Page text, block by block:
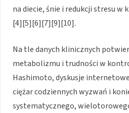
na diecie, śnie i redukcji stresu w
[4][5][6][7][9][10].
Na tle danych klinicznych
metabolizmu i trudności w
Hashimoto, dyskusje
ciężar codziennych wyzwań i
systematycznego,